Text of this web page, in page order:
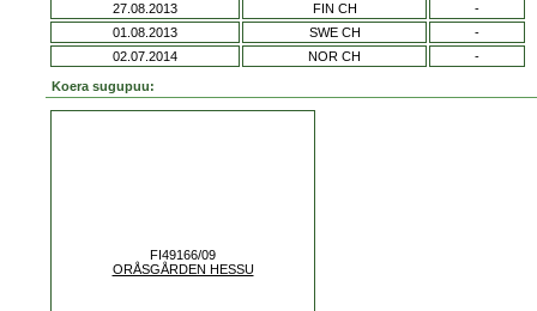
27.08.2013
FIN CH
-
01.08.2013
SWE CH
-
02.07.2014
NOR CH -
Koera sugupuu:
FI49166/09
ORÅSGÅRDEN HESSU